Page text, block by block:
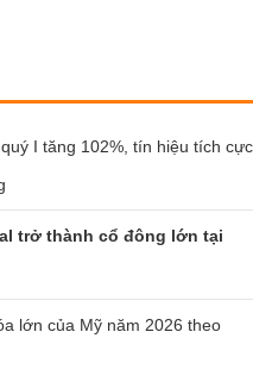
I tăng 102%, tín hiệu tích cực
trở thành cổ đông lớn tại
lớn của Mỹ năm 2026 theo